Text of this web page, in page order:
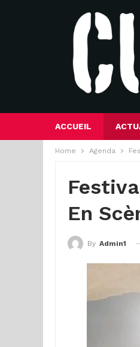
ACCUEIL
Home Agenda
En
By Admin1